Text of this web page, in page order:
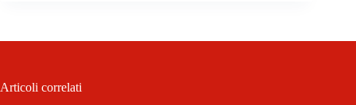
Articoli correlati